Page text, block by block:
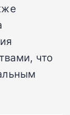
что